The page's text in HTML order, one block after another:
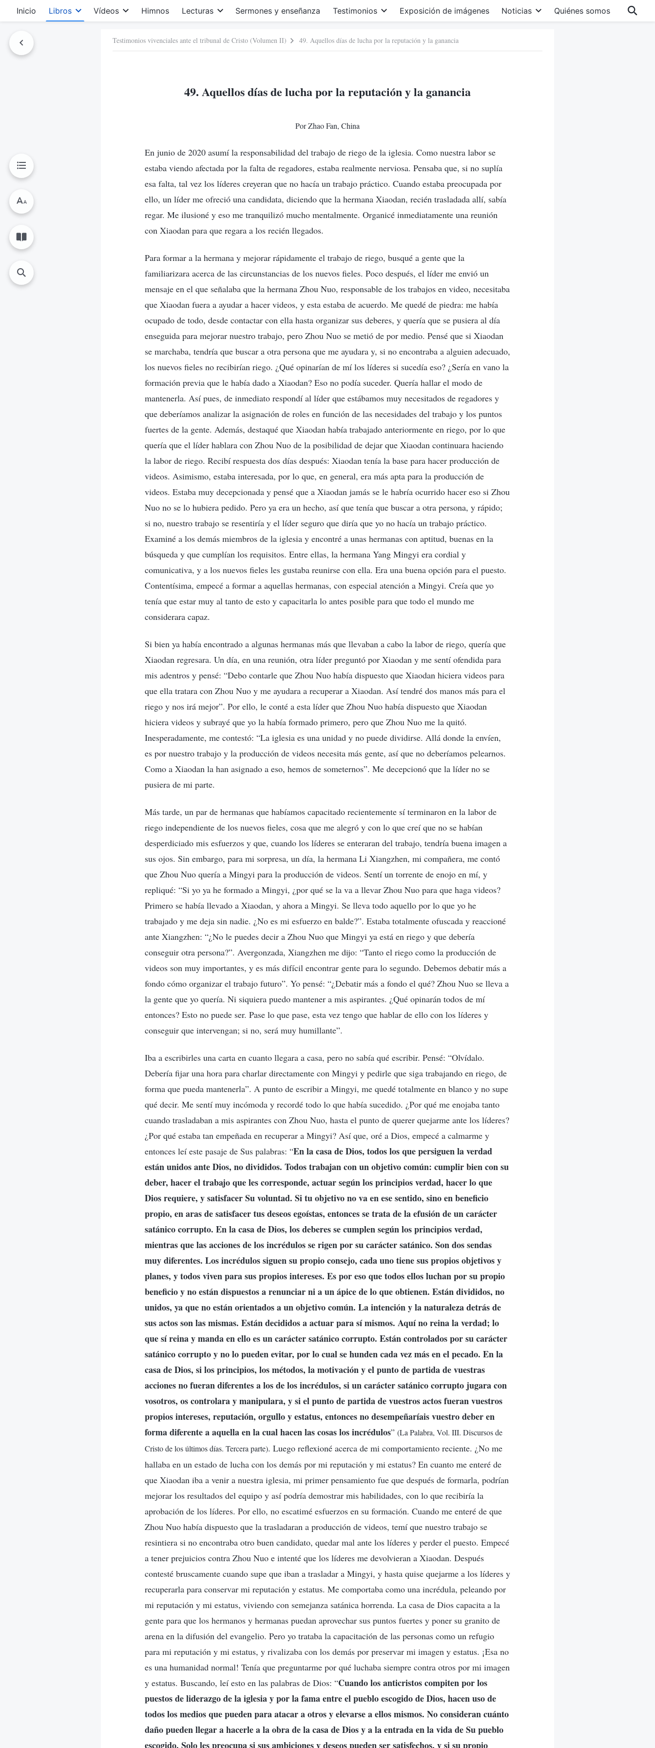
Inicio Libros Vídeos Himnos Lecturas Sermones y enseñanza Testimonios Exposición de imágenes Noticias Quiénes somos
Testimonios vivenciales ante el tribunal de Cristo (Volumen II) 49. Aquellos días de lucha por la reputación y la ganancia
49. Aquellos días de lucha por la reputación y la ganancia
Por Zhao Fan, China
En junio de 2020 asumí la responsabilidad del trabajo de riego de la iglesia. Como nuestra labor se
estaba viendo afectada por la falta de regadores, estaba realmente nerviosa. Pensaba que, si no suplía
esa falta, tal vez los líderes creyeran que no hacía un trabajo práctico. Cuando estaba preocupada por
ello, un líder me ofreció una candidata, diciendo que la hermana Xiaodan, recién trasladada allí, sabía
regar. Me ilusioné y eso me tranquilizó mucho mentalmente. Organicé inmediatamente una reunión
con Xiaodan para que regara a los recién llegados.
Para formar a la hermana y mejorar rápidamente el trabajo de riego, busqué a gente que la
familiarizara acerca de las circunstancias de los nuevos fieles. Poco después, el líder me envió un
mensaje en el que señalaba que la hermana Zhou Nuo, responsable de los trabajos en video, necesitaba
que Xiaodan fuera a ayudar a hacer videos, y esta estaba de acuerdo. Me quedé de piedra: me había
ocupado de todo, desde contactar con ella hasta organizar sus deberes, y quería que se pusiera al día
enseguida para mejorar nuestro trabajo, pero Zhou Nuo se metió de por medio. Pensé que si Xiaodan
se marchaba, tendría que buscar a otra persona que me ayudara y, si no encontraba a alguien adecuado,
los nuevos fieles no recibirían riego. ¿Qué opinarían de mí los líderes si sucedía eso? ¿Sería en vano la
formación previa que le había dado a Xiaodan? Eso no podía suceder. Quería hallar el modo de
mantenerla. Así pues, de inmediato respondí al líder que estábamos muy necesitados de regadores y
que deberíamos analizar la asignación de roles en función de las necesidades del trabajo y los puntos
fuertes de la gente. Además, destaqué que Xiaodan había trabajado anteriormente en riego, por lo que
quería que el líder hablara con Zhou Nuo de la posibilidad de dejar que Xiaodan continuara haciendo
la labor de riego. Recibí respuesta dos días después: Xiaodan tenía la base para hacer producción de
videos. Asimismo, estaba interesada, por lo que, en general, era más apta para la producción de
videos. Estaba muy decepcionada y pensé que a Xiaodan jamás se le habría ocurrido hacer eso si Zhou
Nuo no se lo hubiera pedido. Pero ya era un hecho, así que tenía que buscar a otra persona, y rápido;
si no, nuestro trabajo se resentiría y el líder seguro que diría que yo no hacía un trabajo práctico.
Examiné a los demás miembros de la iglesia y encontré a unas hermanas con aptitud, buenas en la
búsqueda y que cumplían los requisitos. Entre ellas, la hermana Yang Mingyi era cordial y
comunicativa, y a los nuevos fieles les gustaba reunirse con ella. Era una buena opción para el puesto.
Contentísima, empecé a formar a aquellas hermanas, con especial atención a Mingyi. Creía que yo
tenía que estar muy al tanto de esto y capacitarla lo antes posible para que todo el mundo me
considerara capaz.
Si bien ya había encontrado a algunas hermanas más que llevaban a cabo la labor de riego, quería que
Xiaodan regresara. Un día, en una reunión, otra líder preguntó por Xiaodan y me sentí ofendida para
mis adentros y pensé: “Debo contarle que Zhou Nuo había dispuesto que Xiaodan hiciera videos para
que ella tratara con Zhou Nuo y me ayudara a recuperar a Xiaodan. Así tendré dos manos más para el
riego y nos irá mejor”. Por ello, le conté a esta líder que Zhou Nuo había dispuesto que Xiaodan
hiciera videos y subrayé que yo la había formado primero, pero que Zhou Nuo me la quitó.
Inesperadamente, me contestó: “La iglesia es una unidad y no puede dividirse. Allá donde la envíen,
es por nuestro trabajo y la producción de videos necesita más gente, así que no deberíamos pelearnos.
Como a Xiaodan la han asignado a eso, hemos de someternos”. Me decepcionó que la líder no se
pusiera de mi parte.
Más tarde, un par de hermanas que habíamos capacitado recientemente sí terminaron en la labor de
riego independiente de los nuevos fieles, cosa que me alegró y con lo que creí que no se habían
desperdiciado mis esfuerzos y que, cuando los líderes se enteraran del trabajo, tendría buena imagen a
sus ojos. Sin embargo, para mi sorpresa, un día, la hermana Li Xiangzhen, mi compañera, me contó
que Zhou Nuo quería a Mingyi para la producción de videos. Sentí un torrente de enojo en mí, y
repliqué: “Si yo ya he formado a Mingyi, ¿por qué se la va a llevar Zhou Nuo para que haga videos?
Primero se había llevado a Xiaodan, y ahora a Mingyi. Se lleva todo aquello por lo que yo he
trabajado y me deja sin nadie. ¿No es mi esfuerzo en balde?”. Estaba totalmente ofuscada y reaccioné
ante Xiangzhen: “¿No le puedes decir a Zhou Nuo que Mingyi ya está en riego y que debería
conseguir otra persona?”. Avergonzada, Xiangzhen me dijo: “Tanto el riego como la producción de
videos son muy importantes, y es más difícil encontrar gente para lo segundo. Debemos debatir más a
fondo cómo organizar el trabajo futuro”. Yo pensé: “¿Debatir más a fondo el qué? Zhou Nuo se lleva a
la gente que yo quería. Ni siquiera puedo mantener a mis aspirantes. ¿Qué opinarán todos de mí
entonces? Esto no puede ser. Pase lo que pase, esta vez tengo que hablar de ello con los líderes y
conseguir que intervengan; si no, será muy humillante”.
Iba a escribirles una carta en cuanto llegara a casa, pero no sabía qué escribir. Pensé: “Olvídalo.
Debería fijar una hora para charlar directamente con Mingyi y pedirle que siga trabajando en riego, de
forma que pueda mantenerla”. A punto de escribir a Mingyi, me quedé totalmente en blanco y no supe
qué decir. Me sentí muy incómoda y recordé todo lo que había sucedido. ¿Por qué me enojaba tanto
cuando trasladaban a mis aspirantes con Zhou Nuo, hasta el punto de querer quejarme ante los líderes?
¿Por qué estaba tan empeñada en recuperar a Mingyi? Así que, oré a Dios, empecé a calmarme y
entonces leí este pasaje de Sus palabras: “En la casa de Dios, todos los que persiguen la verdad
están unidos ante Dios, no divididos. Todos trabajan con un objetivo común: cumplir bien con su
deber, hacer el trabajo que les corresponde, actuar según los principios verdad, hacer lo que
Dios requiere, y satisfacer Su voluntad. Si tu objetivo no va en ese sentido, sino en beneficio
propio, en aras de satisfacer tus deseos egoístas, entonces se trata de la efusión de un carácter
satánico corrupto. En la casa de Dios, los deberes se cumplen según los principios verdad,
mientras que las acciones de los incrédulos se rigen por su carácter satánico. Son dos sendas
muy diferentes. Los incrédulos siguen su propio consejo, cada uno tiene sus propios objetivos y
planes, y todos viven para sus propios intereses. Es por eso que todos ellos luchan por su propio
beneficio y no están dispuestos a renunciar ni a un ápice de lo que obtienen. Están divididos, no
unidos, ya que no están orientados a un objetivo común. La intención y la naturaleza detrás de
sus actos son las mismas. Están decididos a actuar para sí mismos. Aquí no reina la verdad; lo
que sí reina y manda en ello es un carácter satánico corrupto. Están controlados por su carácter
satánico corrupto y no lo pueden evitar, por lo cual se hunden cada vez más en el pecado. En la
casa de Dios, si los principios, los métodos, la motivación y el punto de partida de vuestras
acciones no fueran diferentes a los de los incrédulos, si un carácter satánico corrupto jugara con
vosotros, os controlara y manipulara, y si el punto de partida de vuestros actos fueran vuestros
propios intereses, reputación, orgullo y estatus, entonces no desempeñaríais vuestro deber en
forma diferente a aquella en la cual hacen las cosas los incrédulos” (La Palabra, Vol. III. Discursos de
Cristo de los últimos días. Tercera parte). Luego reflexioné acerca de mi comportamiento reciente. ¿No me
hallaba en un estado de lucha con los demás por mi reputación y mi estatus? En cuanto me enteré de
que Xiaodan iba a venir a nuestra iglesia, mi primer pensamiento fue que después de formarla, podrían
mejorar los resultados del equipo y así podría demostrar mis habilidades, con lo que recibiría la
aprobación de los líderes. Por ello, no escatimé esfuerzos en su formación. Cuando me enteré de que
Zhou Nuo había dispuesto que la trasladaran a producción de videos, temí que nuestro trabajo se
resintiera si no encontraba otro buen candidato, quedar mal ante los líderes y perder el puesto. Empecé
a tener prejuicios contra Zhou Nuo e intenté que los líderes me devolvieran a Xiaodan. Después
contesté bruscamente cuando supe que iban a trasladar a Mingyi, y hasta quise quejarme a los líderes y
recuperarla para conservar mi reputación y estatus. Me comportaba como una incrédula, peleando por
mi reputación y mi estatus, viviendo con semejanza satánica horrenda. La casa de Dios capacita a la
gente para que los hermanos y hermanas puedan aprovechar sus puntos fuertes y poner su granito de
arena en la difusión del evangelio. Pero yo trataba la capacitación de las personas como un refugio
para mi reputación y mi estatus, y rivalizaba con los demás por preservar mi imagen y estatus. ¡Esa no
es una humanidad normal! Tenía que preguntarme por qué luchaba siempre contra otros por mi imagen
y estatus. Buscando, leí esto en las palabras de Dios: “Cuando los anticristos compiten por los
puestos de liderazgo de la iglesia y por la fama entre el pueblo escogido de Dios, hacen uso de
todos los medios que pueden para atacar a otros y elevarse a ellos mismos. No consideran cuánto
daño pueden llegar a hacerle a la obra de la casa de Dios y a la entrada en la vida de Su pueblo
escogido. Solo les preocupa si sus ambiciones y deseos pueden ser satisfechos, y si su propio